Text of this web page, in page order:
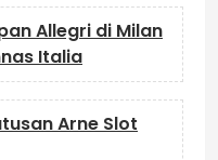
Allegri di Milan
Italia
Arne Slot